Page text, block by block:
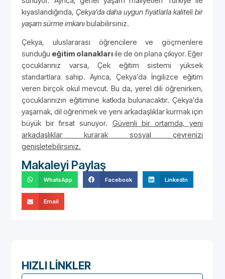
kıyaslandığında, Çekya’da daha uygun fiyatlarla kaliteli bir
yaşam sürme imkanıbulabilirsiniz.
Çekya, uluslararası öğrencilere ve göçmenlere
sunduğu eğitim olanaklarıile de ön plana çıkıyor. Eğer
çocuklarınız varsa, Çek eğitim sistemi yüksek
standartlara sahip. Ayrıca, Çekya’da İngilizce eğitim
veren birçok okul mevcut. Bu da, yerel dili öğrenirken,
çocuklarınızın eğitimine katkıda bulunacaktır. Çekya’da
yaşamak, dil öğrenmek ve yeni arkadaşlıklar kurmak için
büyük bir fırsat sunuyor. Güvenli bir ortamda, yeni
arkadaşlıklar kurarak sosyal çevrenizi
genişletebilirsiniz.
Makaleyi Paylaş
WhatsApp Facebook LinkedIn
Email
HIZLI LİNKLER